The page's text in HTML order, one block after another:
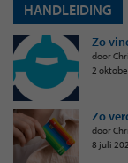
HANDLEIDING
Zo
door
2
Zo
door
8 juli